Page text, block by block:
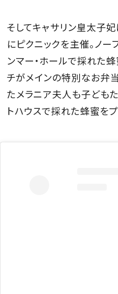
そしてキャサリン皇太子
にピクニックを主催。ノ
ンマー・ホールで採れた蜂
チがメインの特別なお弁
たメラニア夫人も子ども
トハウスで採れた蜂蜜を